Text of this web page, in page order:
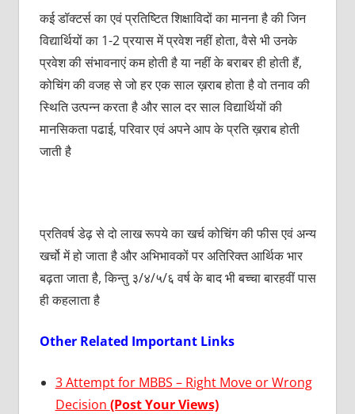
कई डॉक्टर्स का एवं प्रतिष्टित शिक्षाविदों का मानना है की जिन
विद्यार्थियों का 1-2 प्रयास में प्रवेश नहीं होता, वैसे भी उनके
प्रवेश की संभावनाएं कम होती है या नहीं के बराबर ही होती हैं,
कोचिंग की वजह से जो हर एक साल ख़राब होता है वो तनाव की
स्थिति उत्पन्न करता है और साल दर साल विद्यार्थियों की
मानसिकता पढाई, परिवार एवं अपने आप के प्रति ख़राब होती
जाती है
प्रतिवर्ष डेढ़ से दो लाख रूपये का खर्च कोचिंग की फीस एवं अन्य
खर्चो में हो जाता है और अभिभावकों पर अतिरिक्त आर्थिक भार
बढ़ता जाता है, किन्तु ३/४/५/६ वर्ष के बाद भी बच्चा बारहवीं पास
ही कहलाता है
Other Related Important Links
3 Attempt for MBBS – Right Move or Wrong
Decision (Post Your Views)